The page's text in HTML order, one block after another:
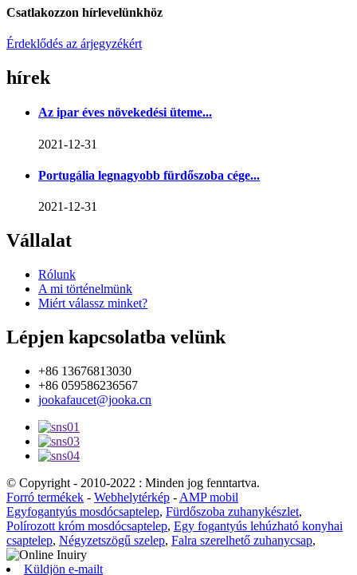
Csatlakozzon hírlevelünkhöz
Érdeklődés az árjegyzékért
hírek
Az ipar éves növekedési üteme...
2021-12-31
Portugália legnagyobb fürdőszoba cége...
2021-12-31
Vállalat
Rólunk
A mi történelmünk
Miért válassz minket?
Lépjen kapcsolatba velünk
+86 13676813030
+86 059586236567
jookafaucet@jooka.cn
© Copyright - 2010-2022 : Minden jog fenntartva.
Forró termékek - Webhelytérkép - AMP mobil
Egyfogantyús mosdócsaptelep, Fürdőszoba zuhanykészlet,
Polírozott króm mosdócsaptelep, Egy fogantyús lehúzható konyhai
csaptelep, Négyzetszögű szelep, Falra szerelhető zuhanycsap,
Küldjön e-mailt